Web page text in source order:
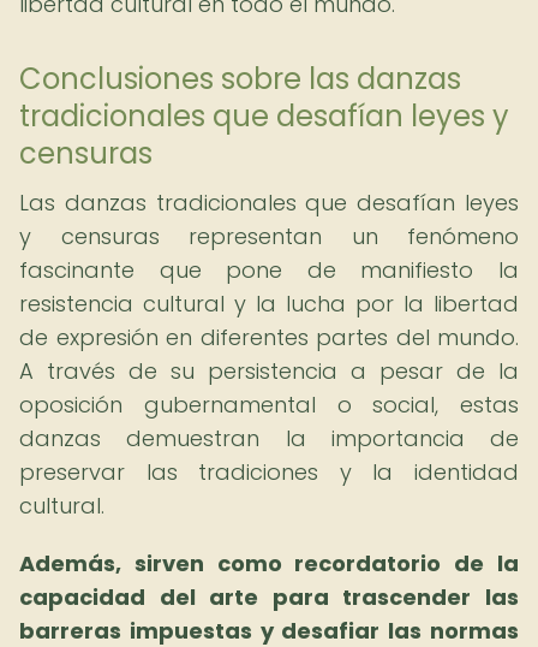
Conclusiones sobre las danzas
tradicionales que desafían leyes y
censuras
Las danzas tradicionales que desafían leyes
y censuras representan un fenómeno
fascinante que pone de manifiesto la
resistencia cultural y la lucha por la libertad
de expresión en diferentes partes del mundo.
A través de su persistencia a pesar de la
oposición gubernamental o social, estas
danzas demuestran la importancia de
preservar las tradiciones y la identidad
cultural.
Además, sirven como recordatorio de la
capacidad del arte para trascender las
barreras impuestas y desafiar las normas